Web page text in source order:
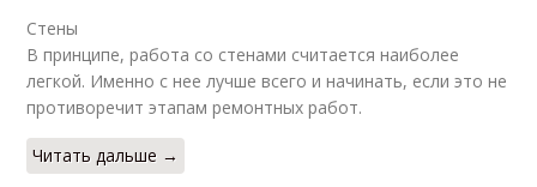
Стены
В принципе, работа со стенами считается наиболее
легкой. Именно с нее лучше всего и начинать, если это не
противоречит этапам ремонтных работ.
Читать дальше →